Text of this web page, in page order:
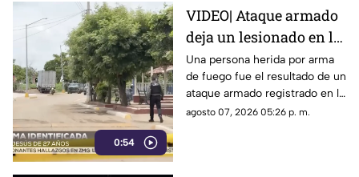
0:54
VIDEO| Ataque armado
deja un lesionado en la
comunidad de El
Chilillo en Mazatlán
Una persona herida por arma
de fuego fue el resultado de un
ataque armado registrado en la
comunidad de El Chilillo, al
agosto 07, 2026 05:26 p. m.